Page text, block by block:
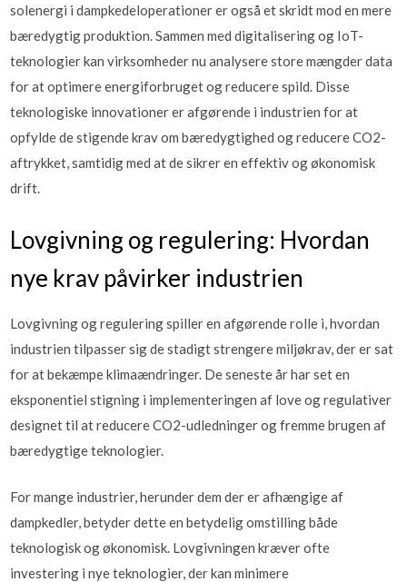
solenergi i dampkedeloperationer er også et skridt mod en mere
bæredygtig produktion. Sammen med digitalisering og IoT-
teknologier kan virksomheder nu analysere store mængder data
for at optimere energiforbruget og reducere spild. Disse
teknologiske innovationer er afgørende i industrien for at
opfylde de stigende krav om bæredygtighed og reducere CO2-
aftrykket, samtidig med at de sikrer en effektiv og økonomisk
drift.
Lovgivning og regulering: Hvordan
nye krav påvirker industrien
Lovgivning og regulering spiller en afgørende rolle i, hvordan
industrien tilpasser sig de stadigt strengere miljøkrav, der er sat
for at bekæmpe klimaændringer. De seneste år har set en
eksponentiel stigning i implementeringen af love og regulativer
designet til at reducere CO2-udledninger og fremme brugen af
bæredygtige teknologier.
For mange industrier, herunder dem der er afhængige af
dampkedler, betyder dette en betydelig omstilling både
teknologisk og økonomisk. Lovgivningen kræver ofte
investering i nye teknologier, der kan minimere